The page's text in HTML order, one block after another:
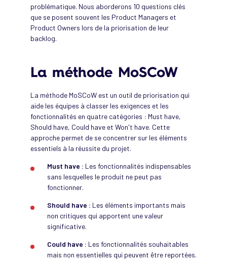
problématique. Nous aborderons 10 questions clés
que se posent souvent les Product Managers et
Product Owners lors de la priorisation de leur
backlog.
La méthode MoSCoW
La méthode MoSCoW est un outil de priorisation qui
aide les équipes à classer les exigences et les
fonctionnalités en quatre catégories : Must have,
Should have, Could have et Won't have. Cette
approche permet de se concentrer sur les éléments
essentiels à la réussite du projet.
Must have : Les fonctionnalités indispensables
sans lesquelles le produit ne peut pas
fonctionner.
Should have : Les éléments importants mais
non critiques qui apportent une valeur
significative.
Could have : Les fonctionnalités souhaitables
mais non essentielles qui peuvent être reportées.